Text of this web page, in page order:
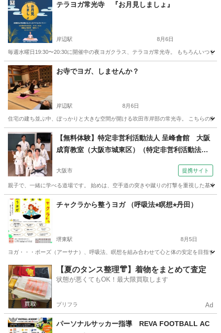
テラヨガ常光寺 『お月見しましょ』
岸辺駅 8月6日
毎週水曜日19:30〜20:30に開催中の夜ヨガクラス、テラヨガ常光寺。 もちろんいつ
大阪 吹田市 岸辺駅 スポーツ 由美子
お寺でヨガ、しませんか？
岸辺駅 8月6日
住宅の建ち並ぶ中、ぽっかりと大きな空間が開ける吹田市岸部の常光寺。 こちらの
大阪 吹田市 岸辺駅 ヨガ お寺
【無料体験】特定非営利活動法人 呈峰會館 大阪
成育教室（大阪市城東区）（特定非営利活動法人
時～）
大阪市 提携サイト
親子で、一緒に学べる道場です。 始めは、空手道の突きや蹴りの打撃を重視した基
大阪 大阪市 空手/他格闘技
チャクラから整うヨガ （呼吸法⭐︎瞑想⭐︎丹田）
堺東駅 8月5日
ヨガ・・・ポーズ（アーサナ）、呼吸法、瞑想を組み合わせて心と体の安定を目指す
大阪 堺市 堺東駅 気功 呼吸法
【夏のタンス整理👘】着物をまとめて査定
状態が悪くてもOK！最大限買取します
プリフラ Ad
パーソナルサッカー指導 REVA FOOTBALL AC